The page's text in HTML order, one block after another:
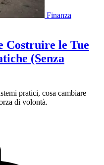
Finanza
Costruire le Tue
(Senza
pratici, cosa cambiare
di volontà.